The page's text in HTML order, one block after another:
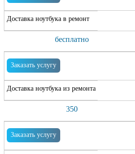
Доставка ноутбука в ремонт
бесплатно
Заказать услугу
Доставка ноутбука из ремонта
350
Заказать услугу